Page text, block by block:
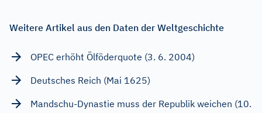
Weitere Artikel aus den Daten der Weltgeschichte
OPEC erhöht Ölföderquote (3. 6. 2004)
Deutsches Reich (Mai 1625)
Mandschu-Dynastie muss der Republik weichen (10.